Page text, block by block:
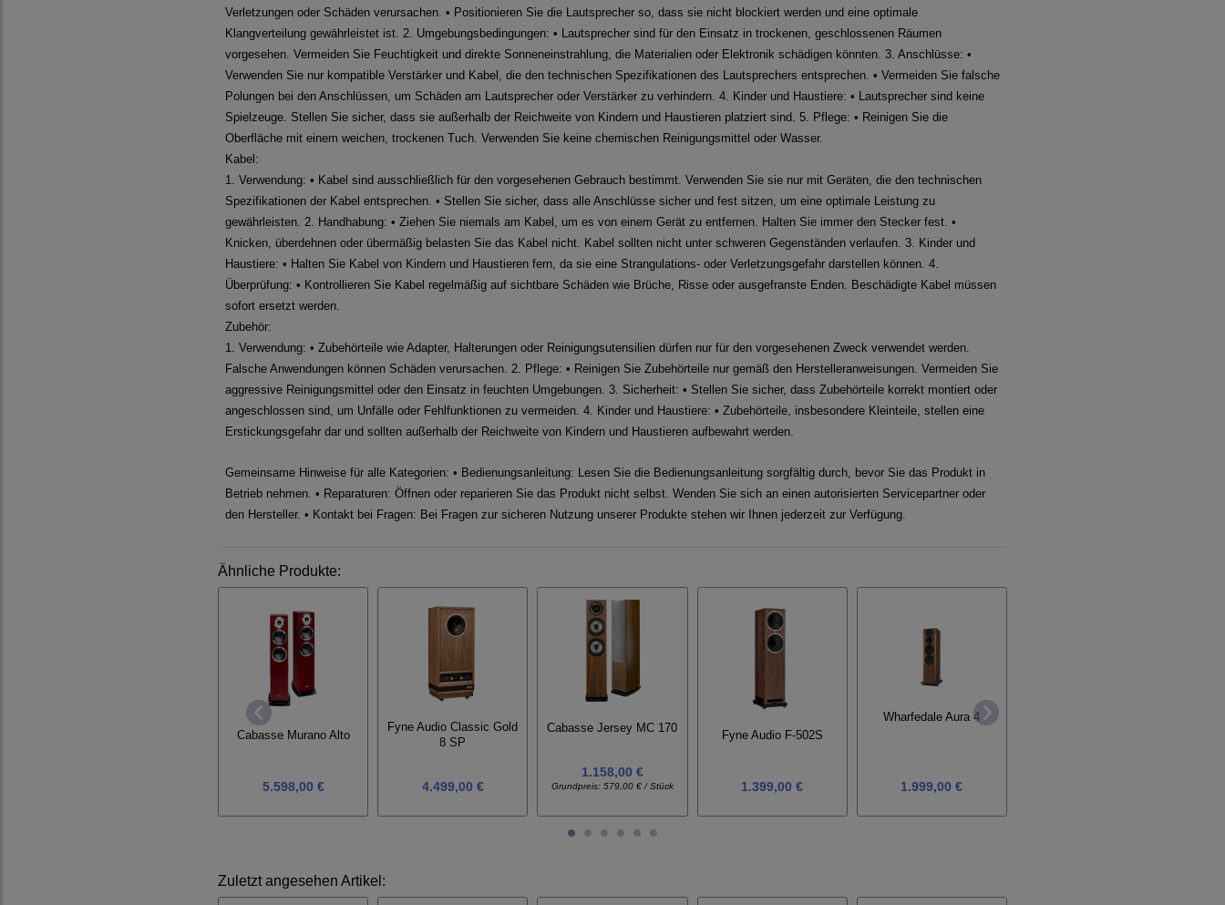
Verletzungen oder Schäden verursachen. • Positionieren Sie die Lautsprecher so, dass sie nicht blockiert werden und eine optimale
Klangverteilung gewährleistet ist. 2. Umgebungsbedingungen: • Lautsprecher sind für den Einsatz in trockenen, geschlossenen Räumen
vorgesehen. Vermeiden Sie Feuchtigkeit und direkte Sonneneinstrahlung, die Materialien oder Elektronik schädigen könnten. 3. Anschlüsse: •
Verwenden Sie nur kompatible Verstärker und Kabel, die den technischen Spezifikationen des Lautsprechers entsprechen. • Vermeiden Sie falsche
Polungen bei den Anschlüssen, um Schäden am Lautsprecher oder Verstärker zu verhindern. 4. Kinder und Haustiere: • Lautsprecher sind keine
Spielzeuge. Stellen Sie sicher, dass sie außerhalb der Reichweite von Kindern und Haustieren platziert sind. 5. Pflege: • Reinigen Sie die
Oberfläche mit einem weichen, trockenen Tuch. Verwenden Sie keine chemischen Reinigungsmittel oder Wasser.
Kabel:
1. Verwendung: • Kabel sind ausschließlich für den vorgesehenen Gebrauch bestimmt. Verwenden Sie sie nur mit Geräten, die den technischen
Spezifikationen der Kabel entsprechen. • Stellen Sie sicher, dass alle Anschlüsse sicher und fest sitzen, um eine optimale Leistung zu
gewährleisten. 2. Handhabung: • Ziehen Sie niemals am Kabel, um es von einem Gerät zu entfernen. Halten Sie immer den Stecker fest. •
Knicken, überdehnen oder übermäßig belasten Sie das Kabel nicht. Kabel sollten nicht unter schweren Gegenständen verlaufen. 3. Kinder und
Haustiere: • Halten Sie Kabel von Kindern und Haustieren fern, da sie eine Strangulations- oder Verletzungsgefahr darstellen können. 4.
Überprüfung: • Kontrollieren Sie Kabel regelmäßig auf sichtbare Schäden wie Brüche, Risse oder ausgefranste Enden. Beschädigte Kabel müssen
sofort ersetzt werden.
Zubehör:
1. Verwendung: • Zubehörteile wie Adapter, Halterungen oder Reinigungsutensilien dürfen nur für den vorgesehenen Zweck verwendet werden.
Falsche Anwendungen können Schäden verursachen. 2. Pflege: • Reinigen Sie Zubehörteile nur gemäß den Herstelleranweisungen. Vermeiden Sie
aggressive Reinigungsmittel oder den Einsatz in feuchten Umgebungen. 3. Sicherheit: • Stellen Sie sicher, dass Zubehörteile korrekt montiert oder
angeschlossen sind, um Unfälle oder Fehlfunktionen zu vermeiden. 4. Kinder und Haustiere: • Zubehörteile, insbesondere Kleinteile, stellen eine
Erstickungsgefahr dar und sollten außerhalb der Reichweite von Kindern und Haustieren aufbewahrt werden.
Gemeinsame Hinweise für alle Kategorien: • Bedienungsanleitung: Lesen Sie die Bedienungsanleitung sorgfältig durch, bevor Sie das Produkt in
Betrieb nehmen. • Reparaturen: Öffnen oder reparieren Sie das Produkt nicht selbst. Wenden Sie sich an einen autorisierten Servicepartner oder
den Hersteller. • Kontakt bei Fragen: Bei Fragen zur sicheren Nutzung unserer Produkte stehen wir Ihnen jederzeit zur Verfügung.
Ähnliche Produkte:
Cabasse Murano Alto
5.598,00 €
Fyne Audio Classic Gold
8 SP
4.499,00 €
Cabasse Jersey MC 170
1.158,00 €
Grundpreis: 579,00 € / Stück
Fyne Audio F-502S
1.399,00 €
Wharfedale Aura 4
1.999,00 €
Zuletzt angesehen Artikel: